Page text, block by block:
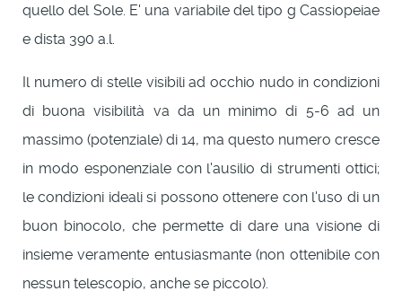
quello del Sole. E' una variabile del tipo g Cassiopeiae
e dista 390 a.l.
Il numero di stelle visibili ad occhio nudo in condizioni
di buona visibilità va da un minimo di 5-6 ad un
massimo (potenziale) di 14, ma questo numero cresce
in modo esponenziale con l'ausilio di strumenti ottici;
le condizioni ideali si possono ottenere con l'uso di un
buon binocolo, che permette di dare una visione di
insieme veramente entusiasmante (non ottenibile con
nessun telescopio, anche se piccolo).